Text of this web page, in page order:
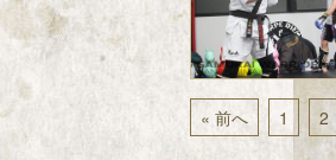
« 前へ 1 2